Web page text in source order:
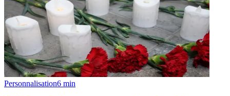
Personnalisation6 min